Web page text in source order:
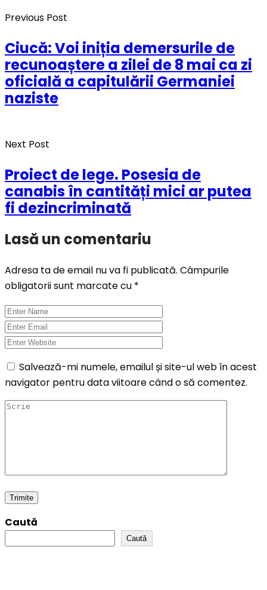
Previous Post
Ciucă: Voi iniția demersurile de
recunoaștere a zilei de 8 mai ca zi
oficială a capitulării Germaniei
naziste
Next Post
Proiect de lege. Posesia de
canabis în cantități mici ar putea
fi dezincriminată
Lasă un comentariu
Adresa ta de email nu va fi publicată. Câmpurile
obligatorii sunt marcate cu *
Salvează-mi numele, emailul și site-ul web în acest
navigator pentru data viitoare când o să comentez.
Caută
Caută